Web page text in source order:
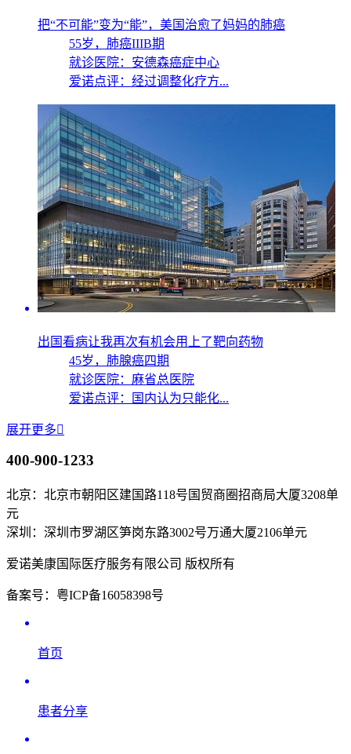
把“不可能”变为“能”，美国治愈了妈妈的肺癌
55岁， 肺癌IIIB期
就诊医院：安德森癌症中心
爱诺点评：经过调整化疗方...
出国看病让我再次有机会用上了靶向药物
45岁， 肺腺癌四期
就诊医院：麻省总医院
爱诺点评：国内认为只能化...
展开更多
400-900-1233
北京：北京市朝阳区建国路118号国贸商圈招商局大厦3208单
元
深圳：深圳市罗湖区笋岗东路3002号万通大厦2106单元
爱诺美康国际医疗服务有限公司 版权所有
备案号：粤ICP备16058398号
首页
患者分享